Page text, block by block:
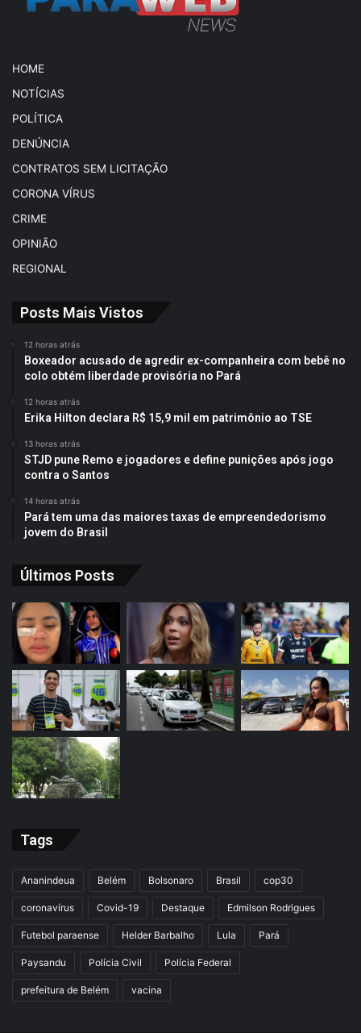
HOME
NOTÍCIAS
POLÍTICA
DENÚNCIA
CONTRATOS SEM LICITAÇÃO
CORONA VÍRUS
CRIME
OPINIÃO
REGIONAL
Posts Mais Vistos
12 horas atrás
Boxeador acusado de agredir ex-companheira com bebê no
colo obtém liberdade provisória no Pará
12 horas atrás
Erika Hilton declara R$ 15,9 mil em patrimônio ao TSE
13 horas atrás
STJD pune Remo e jogadores e define punições após jogo
contra o Santos
14 horas atrás
Pará tem uma das maiores taxas de empreendedorismo
jovem do Brasil
Últimos Posts
Tags
Ananindeua Belém Bolsonaro Brasil cop30
coronavírus Covid-19 Destaque Edmilson Rodrigues
Futebol paraense Helder Barbalho Lula Pará
Paysandu Polícia Civil Polícia Federal
prefeitura de Belém vacina